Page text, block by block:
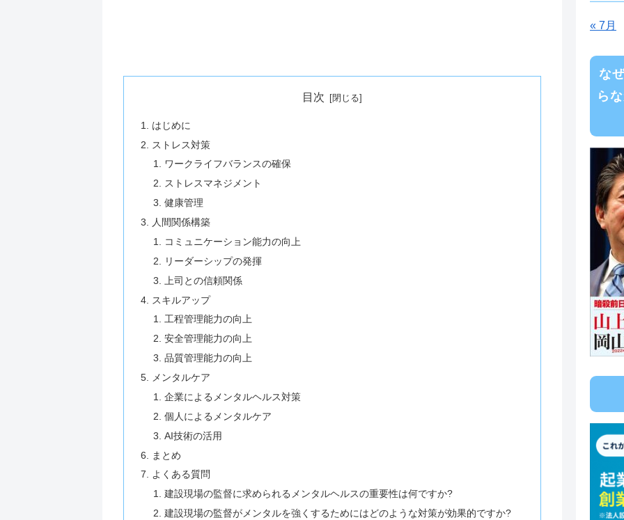
目次
はじめに
ストレス対策
ワークライフバランスの確保
ストレスマネジメント
健康管理
人間関係構築
コミュニケーション能力の向上
リーダーシップの発揮
上司との信頼関係
スキルアップ
工程管理能力の向上
安全管理能力の向上
品質管理能力の向上
メンタルケア
企業によるメンタルヘルス対策
個人によるメンタルケア
AI技術の活用
まとめ
よくある質問
建設現場の監督に求められるメンタルヘルスの重要性は何ですか?
建設現場の監督がメンタルを強くするためにはどのような対策が効果的ですか?
« 7月
な
ら